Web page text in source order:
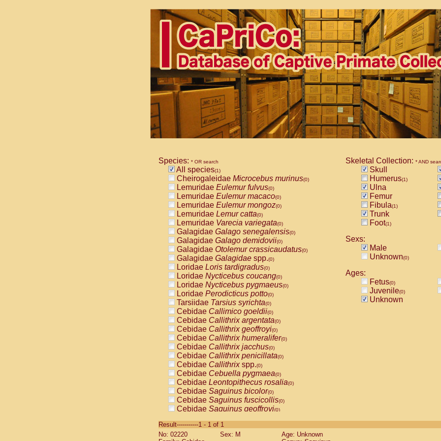
Species: * OR search
All species(1)
Cheirogaleidae Microcebus murinus(0)
Lemuridae Eulemur fulvus(0)
Lemuridae Eulemur macaco(0)
Lemuridae Eulemur mongoz(0)
Lemuridae Lemur catta(0)
Lemuridae Varecia variegata(0)
Galagidae Galago senegalensis(0)
Galagidae Galago demidovii(0)
Galagidae Otolemur crassicaudatus(0)
Galagidae Galagidae spp.(0)
Loridae Loris tardigradus(0)
Loridae Nycticebus coucang(0)
Loridae Nycticebus pygmaeus(0)
Loridae Perodicticus potto(0)
Tarsiidae Tarsius syrichta(0)
Cebidae Callimico goeldii(0)
Cebidae Callithrix argentata(0)
Cebidae Callithrix geoffroyi(0)
Cebidae Callithrix humeralifer(0)
Cebidae Callithrix jacchus(0)
Cebidae Callithrix penicillata(0)
Cebidae Callithrixspp.(0)
Cebidae Cebuella pygmaea(0)
Cebidae Leontopithecus rosalia(0)
Cebidae Saguinus bicolor(0)
Cebidae Saguinus fuscicollis(0)
Cebidae Saguinus geoffroyi(0)
CebidaeSaguinus labiatus(0)
Cebidae Saguinus leucopus (0)
Skeletal Collection: * AND
Skull
Humerus(1)
Ulna
Femur
Fibula(1)
Trunk
Foot(1)
Sexs:
Male
Unknown(0)
Ages:
Fetus(0)
Juvenile(0)
Unknown
Result-----------1 - 1 of 1
No: 02220
Sex: M
Age: Unknown